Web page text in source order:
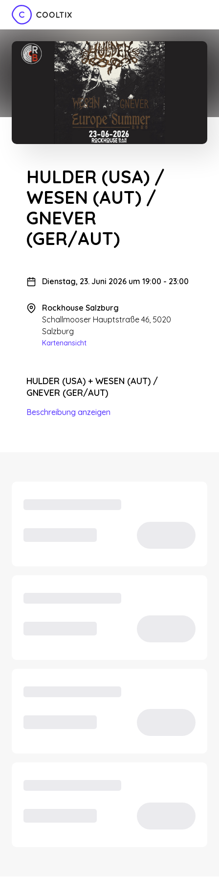
HULDER (USA) /
WESEN (AUT) /
GNEVER
(GER/AUT)
Dienstag, 23. Juni 2026 um 19:00 - 23:00
Rockhouse Salzburg
Schallmooser Hauptstraße 46, 5020
Salzburg
Kartenansicht
HULDER (USA) + WESEN (AUT) /
GNEVER (GER/AUT)
Beschreibung anzeigen